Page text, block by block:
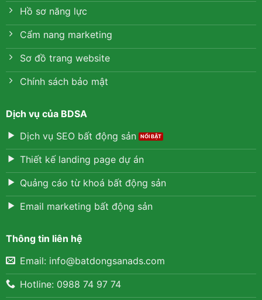
Hồ sơ năng lực
Cẩm nang marketing
Sơ đồ trang website
Chính sách bảo mật
Dịch vụ của BDSA
Dịch vụ SEO bất động sản
Thiết kế landing page dự án
Quảng cáo từ khoá bất động sản
Email marketing bất động sản
Thông tin liên hệ
Email: info@batdongsanads.com
Hotline: 0988 74 97 74